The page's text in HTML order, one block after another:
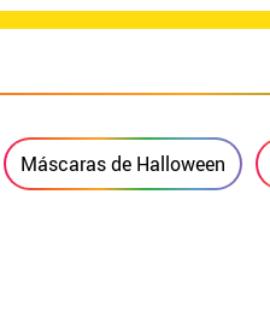
Máscaras de Halloween